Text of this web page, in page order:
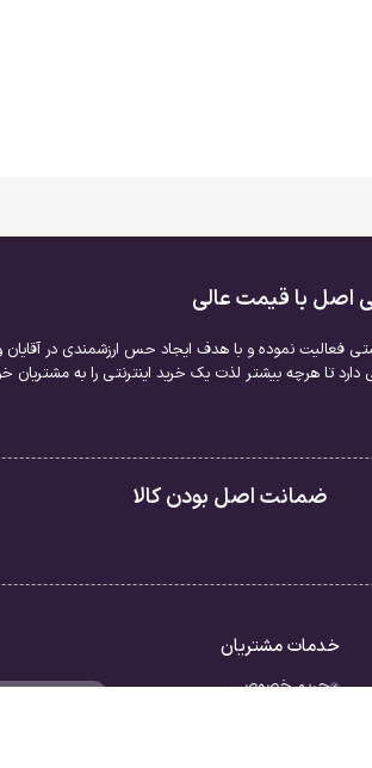
اصل با قیمت عالی
فعالیت نموده و با هدف ایجاد حس ارزشمندی در
تا هرچه بیشتر لذت یک خرید اینترنتی را به مشتریان
ضمانت اصل بودن کالا
خدمات مشتریان
حریم خصوصی